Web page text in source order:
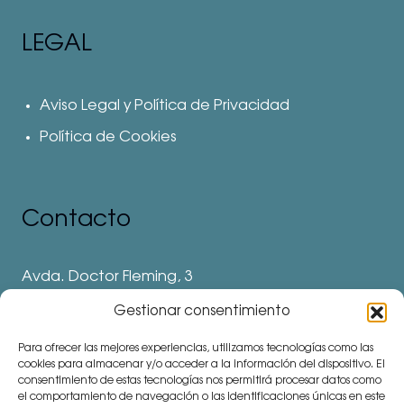
Gestionar consentimiento
Para ofrecer las mejores experiencias, utilizamos tecnologías como las
cookies para almacenar y/o acceder a la información del dispositivo. El
consentimiento de estas tecnologías nos permitirá procesar datos como
el comportamiento de navegación o las identificaciones únicas en este
LEGAL
Aviso Legal y Política de Privacidad
Política de Cookies
Contacto
Avda. Doctor Fleming, 3
⅛ 91 694 62 11
⅛ 91 694 62 77